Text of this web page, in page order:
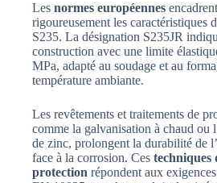
Les normes européennes encadrent
rigoureusement les caractéristiques
S235. La désignation S235JR
construction avec une limite
MPa, adapté au soudage et au
température ambiante.
Les revêtements et traitements de
comme la galvanisation à chaud ou
de zinc, prolongent la durabilité de
face à la corrosion. Ces techniques
protection répondent aux